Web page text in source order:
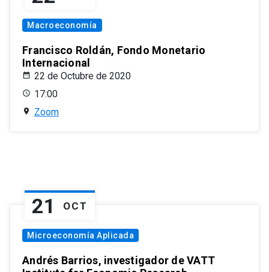
Macroeconomía
Francisco Roldán, Fondo Monetario
Internacional
22 de Octubre de 2020
17:00
Zoom
21 OCT
Microeconomía Aplicada
Andrés Barrios, investigador de VATT